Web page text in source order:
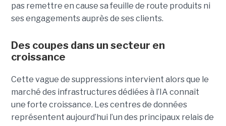
pas remettre en cause sa feuille de route produits ni
ses engagements auprès de ses clients.
Des coupes dans un secteur en
croissance
Cette vague de suppressions intervient alors que le
marché des infrastructures dédiées à l’IA connaît
une forte croissance. Les centres de données
représentent aujourd’hui l’un des principaux relais de